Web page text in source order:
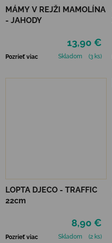
MÁMY V REJŽI MAMOLÍNA
- JAHODY
13,90 €
Pozrieť viac Skladom (3 ks)
LOPTA DJECO - TRAFFIC
22cm
8,90 €
Pozrieť viac Skladom (2 ks)